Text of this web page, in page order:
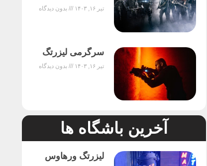
تیر ۱۶, ۱۴۰۳ بدون دیدگاه
سرگرمی لیزرتگ
تیر ۱۶, ۱۴۰۳ بدون دیدگاه
آخرین باشگاه ها
لیزرتگ ورهاوس